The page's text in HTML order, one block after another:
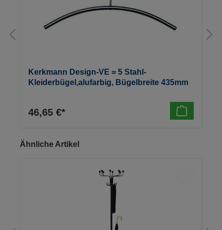
Kerkmann Design-VE = 5 Stahl-
Kleiderbügel,alufarbig, Bügelbreite 435mm
46,65 €*
Produktgalerie überspringen
Ähnliche Artikel